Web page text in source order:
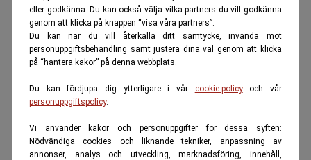
eller godkänna. Du kan också välja vilka partners du vill godkänna
genom att klicka på knappen “visa våra partners”.
Du kan när du vill återkalla ditt samtycke, invända mot
personuppgiftsbehandling samt justera dina val genom att klicka
på “hantera kakor” på denna webbplats.
Du kan fördjupa dig ytterligare i vår cookie-policyoch vår
personuppgiftspolicy.
Vi använder kakor och personuppgifter för dessa syften:
Nödvändiga cookies och liknande tekniker, anpassning av
annonser, analys och utveckling, marknadsföring, innehåll,